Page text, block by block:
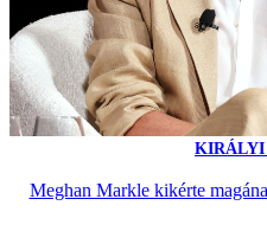
KIRÁLYI
Meghan Markle kikérte